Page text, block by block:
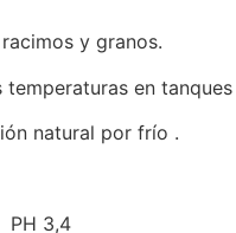
y granos.
temperaturas en
natural por frío .
PH 3,4